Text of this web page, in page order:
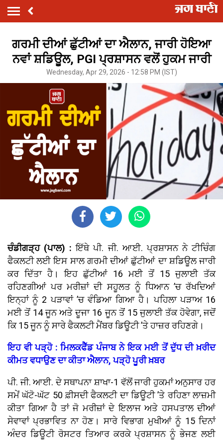
ਗਰਮੀ ਦੀਆਂ ਛੁੱਟੀਆਂ ਦਾ ਐਲਾਨ, ਜਾਰੀ ਹੋਇਆ
ਨਵਾਂ ਸ਼ਡਿਊਲ, PGI ਪ੍ਰਸ਼ਾਸਨ ਵਲੋਂ ਹੁਕਮ ਜਾਰੀ
Wednesday, Apr 29, 2026 - 12:58 PM (IST)
ਚੰਡੀਗੜ੍ਹ (ਪਾਲ) : ਇੱਥੇ ਪੀ. ਜੀ. ਆਈ. ਪ੍ਰਸ਼ਾਸਨ ਨੇ ਟੀਚਿੰਗ
ਫੈਕਲਟੀ ਲਈ ਇਸ ਸਾਲ ਗਰਮੀ ਦੀਆਂ ਛੁੱਟੀਆਂ ਦਾ ਸ਼ਡਿਊਲ ਜਾਰੀ
ਕਰ ਦਿੱਤਾ ਹੈ। ਇਹ ਛੁੱਟੀਆਂ 16 ਮਈ ਤੋਂ 15 ਜੁਲਾਈ ਤੱਕ
ਰਹਿਣਗੀਆਂ ਪਰ ਮਰੀਜ਼ਾਂ ਦੀ ਸਹੂਲਤ ਨੂੰ ਧਿਆਨ ’ਚ ਰੱਖਦਿਆਂ
ਇਨ੍ਹਾਂ ਨੂੰ 2 ਪੜਾਵਾਂ ’ਚ ਵੰਡਿਆ ਗਿਆ ਹੈ। ਪਹਿਲਾ ਪੜਾਅ 16
ਮਈ ਤੋਂ 14 ਜੂਨ ਅਤੇ ਦੂਜਾ 16 ਜੂਨ ਤੋਂ 15 ਜੁਲਾਈ ਤੱਕ ਹੋਵੇਗਾ, ਜਦੋਂ
ਕਿ 15 ਜੂਨ ਨੂੰ ਸਾਰੇ ਫੈਕਲਟੀ ਮੈਂਬਰ ਡਿਊਟੀ ’ਤੇ ਹਾਜ਼ਰ ਰਹਿਣਗੇ।
ਇਹ ਵੀ ਪੜ੍ਹੋ : ਮਿਲਕਫੈੱਡ ਪੰਜਾਬ ਨੇ ਇਕ ਮਈ ਤੋਂ ਦੁੱਧ ਦੀ ਖ਼ਰੀਦ
ਕੀਮਤ ਵਧਾਉਣ ਦਾ ਕੀਤਾ ਐਲਾਨ, ਪੜ੍ਹੋ ਪੂਰੀ ਖ਼ਬਰ
ਪੀ. ਜੀ. ਆਈ. ਦੇ ਸਥਾਪਨਾ ਸ਼ਾਖਾ-1 ਵੱਲੋਂ ਜਾਰੀ ਹੁਕਮਾਂ ਅਨੁਸਾਰ ਹਰ
ਸਮੇਂ ਘੱਟੋ-ਘੱਟ 50 ਫ਼ੀਸਦੀ ਫੈਕਲਟੀ ਦਾ ਡਿਊਟੀ ’ਤੇ ਰਹਿਣਾ ਲਾਜ਼ਮੀ
ਕੀਤਾ ਗਿਆ ਹੈ ਤਾਂ ਜੋ ਮਰੀਜ਼ਾਂ ਦੇ ਇਲਾਜ ਅਤੇ ਹਸਪਤਾਲ ਦੀਆਂ
ਸੇਵਾਵਾਂ ਪ੍ਰਭਾਵਿਤ ਨਾ ਹੋਣ। ਸਾਰੇ ਵਿਭਾਗ ਮੁਖੀਆਂ ਨੂੰ 15 ਦਿਨਾਂ
ਅੰਦਰ ਡਿਊਟੀ ਰੋਸਟਰ ਤਿਆਰ ਕਰਕੇ ਪ੍ਰਸ਼ਾਸਨ ਨੂੰ ਭੇਜਣ ਲਈ